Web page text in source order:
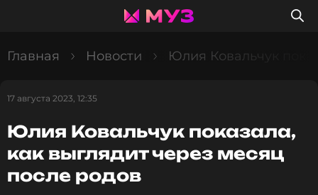
Главная Новости Юлия Ковальчук
17 августа 2023, 12:35
Юлия Ковальчук показала,
как выглядит через месяц
после родов